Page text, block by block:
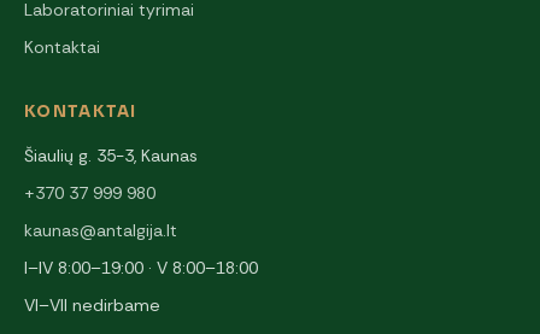
Laboratoriniai tyrimai
Kontaktai
KONTAKTAI
Šiaulių g. 35-3, Kaunas
+370 37 999 980
kaunas@antalgija.lt
I–IV 8:00–19:00 · V 8:00–18:00
VI–VII nedirbame